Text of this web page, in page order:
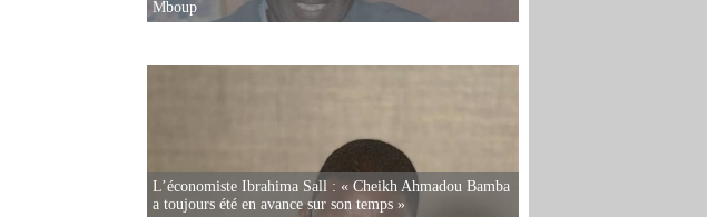
Mboup
L’économiste Ibrahima Sall : « Cheikh Ahmadou Bamba
a toujours été en avance sur son temps »